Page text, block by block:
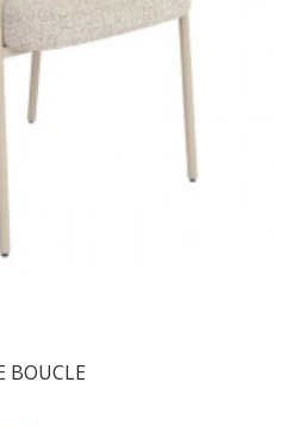
LOUNGER SZARY
948,36 zł 1 065,57 zł
BOUCLE